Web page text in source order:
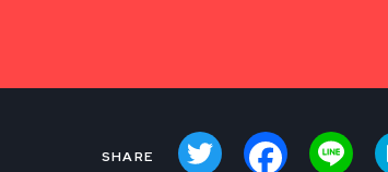
Twitter Facebook Line